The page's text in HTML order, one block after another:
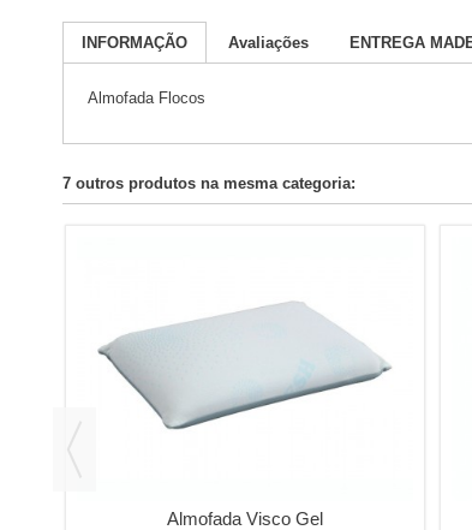
INFORMAÇÃO Avaliações ENTREGA
Almofada Flocos
7 outros produtos na mesma categoria:
Almofada Visco Gel